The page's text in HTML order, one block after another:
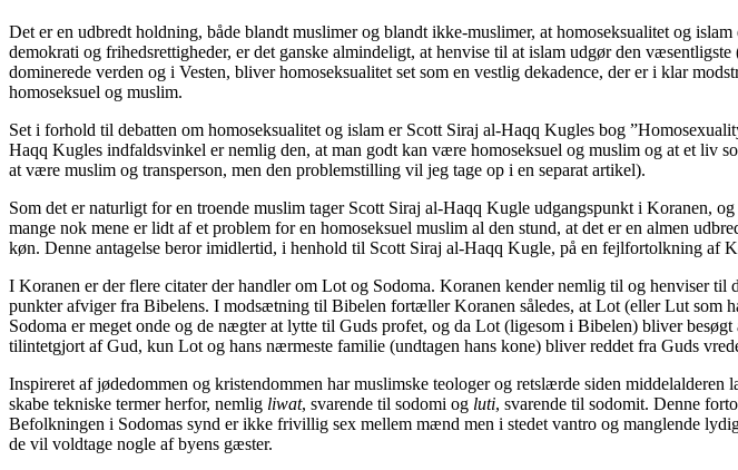
Det er en udbredt holdning, både blandt muslimer og blandt ikke-muslimer, at homoseksualitet og
demokrati og frihedsrettigheder, er det ganske almindeligt, at henvise til at islam udgør den
dominerede verden og i Vesten, bliver homoseksualitet set som en vestlig dekadence, der er i klar
homoseksuel og muslim.
Set i forhold til debatten om homoseksualitet og islam er Scott Siraj al-Haqq Kugles bog
Haqq Kugles indfaldsvinkel er nemlig den, at man godt kan være homoseksuel og muslim og at et liv
at være muslim og transperson, men den problemstilling vil jeg tage op i en separat artikel).
Som det er naturligt for en troende muslim tager Scott Siraj al-Haqq Kugle udgangspunkt i Koranen,
mange nok mene er lidt af et problem for en homoseksuel muslim al den stund, at det er en almen
køn. Denne antagelse beror imidlertid, i henhold til Scott Siraj al-Haqq Kugle, på en fejlfortolkning af
I Koranen er der flere citater der handler om Lot og Sodoma. Koranen kender nemlig til og henviser
punkter afviger fra Bibelens. I modsætning til Bibelen fortæller Koranen således, at Lot (eller Lut som
Sodoma er meget onde og de nægter at lytte til Guds profet, og da Lot (ligesom i Bibelen) bliver
tilintetgjort af Gud, kun Lot og hans nærmeste familie (undtagen hans kone) bliver reddet fra Guds
Inspireret af jødedommen og kristendommen har muslimske teologer og retslærde siden
skabe tekniske termer herfor, nemlig liwat, svarende til sodomi og luti, svarende til sodomit. Denne
Befolkningen i Sodomas synd er ikke frivillig sex mellem mænd men i stedet vantro og manglende
de vil voldtage nogle af byens gæster.